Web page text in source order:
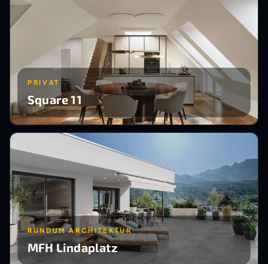
PRIVAT
Square 11
RUNDUM ARCHITEKTUR
MFH Lindaplatz